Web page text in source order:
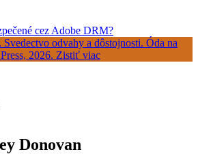
cez Adobe DRM?
Donovan